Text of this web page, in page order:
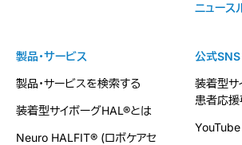
製品・サービス
製品・サービスを検索する
装着型サイボーグHAL®とは
Neuro HALFIT® (ロボケアセ
ニュース
公式SNS
装着型サ
患者応援
YouTube